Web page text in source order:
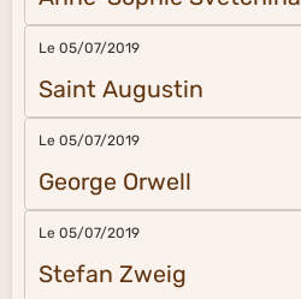
Le 05/07/2019
Saint Augustin
Le 05/07/2019
George Orwell
Le 05/07/2019
Stefan Zweig